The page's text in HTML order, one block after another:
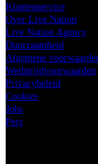
Klantenservice
Over Live Nation
Live Nation Agency
Duurzaamheid
Algemene
Wedstrijdvoorwaarden
Privacybeleid
Cookies
Jobs
Pers